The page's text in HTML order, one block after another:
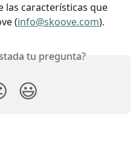
las características que
(info@skoove.com).
tu pregunta?
😃